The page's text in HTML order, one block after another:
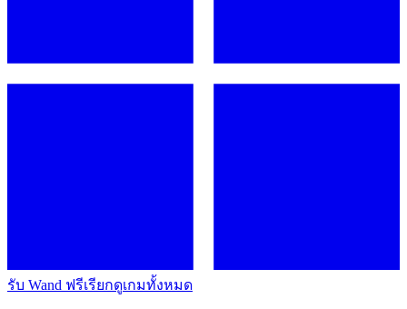
รับ Wand ฟรีเรียกดูเกมทั้งหมด